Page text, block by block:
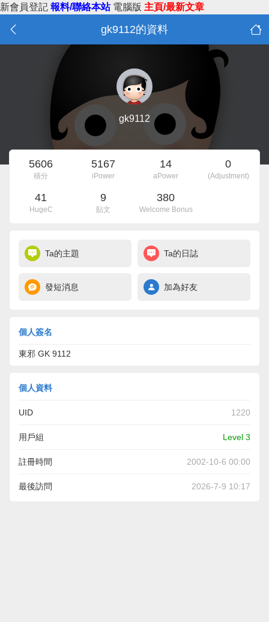
新會員登記 報料/聯絡本站 電腦版 主頁/最新文章
gk9112的資料
gk9112
5606
積分
5167
iPower
14
aPower
0
(Adjustment)
41
HugeC
9
貼文
380
Welcome Bonus
Ta的主題 Ta的日誌
發短消息 加為好友
個人簽名
東邪 GK 9112
個人資料
UID 1220
用戶組 Level 3
註冊時間 2002-10-6 00:00
最後訪問 2026-7-9 10:17